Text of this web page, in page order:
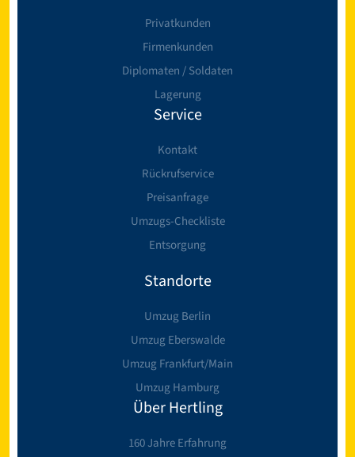
Privatkunden
Firmenkunden
Diplomaten / Soldaten
Lagerung
Service
Kontakt
Rückrufservice
Preisanfrage
Umzugs-Checkliste
Entsorgung
Standorte
Umzug Berlin
Umzug Eberswalde
Umzug Frankfurt/Main
Umzug Hamburg
Über Hertling
160 Jahre Erfahrung